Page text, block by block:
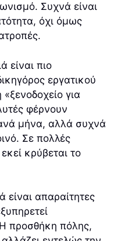
Συχνά είναι
όχι όμως
είναι πιο
εργατικού
για
φέρνουν
μήνα, αλλά συχνά
Σε πολλές
κρύβεται το
είναι απαραίτητες
προσθήκη πόλης,